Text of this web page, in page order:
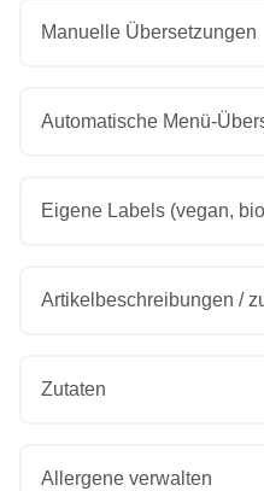
Manuelle Übersetzungen
Automatische Menü-
Eigene Labels (vegan,
Artikelbeschreibungen /
Zutaten
Allergene verwalten